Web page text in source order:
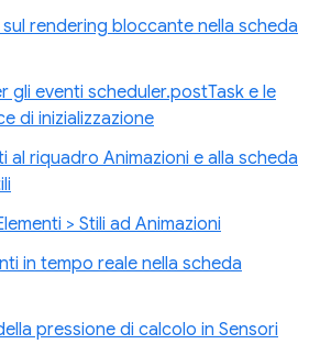
rendering bloccante nella scheda
gli eventi scheduler.postTask e le
di inizializzazione
al riquadro Animazioni e alla scheda
> Stili ad Animazioni
in tempo reale nella scheda
pressione di calcolo in Sensori